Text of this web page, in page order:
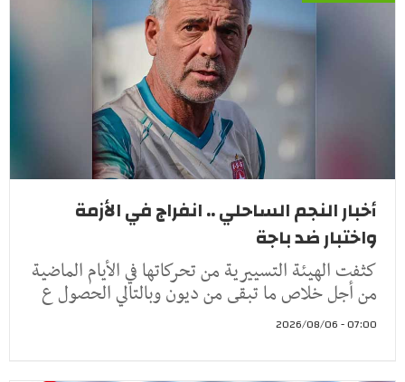
أخبار النجم الساحلي .. انفراج في الأزمة
واختبار ضد باجة
كثفت الهيئة التسييرية من تحركاتها في الأيام الماضية
من أجل خلاص ما تبقى من ديون وبالتالي الحصول ع
07:00 - 2026/08/06